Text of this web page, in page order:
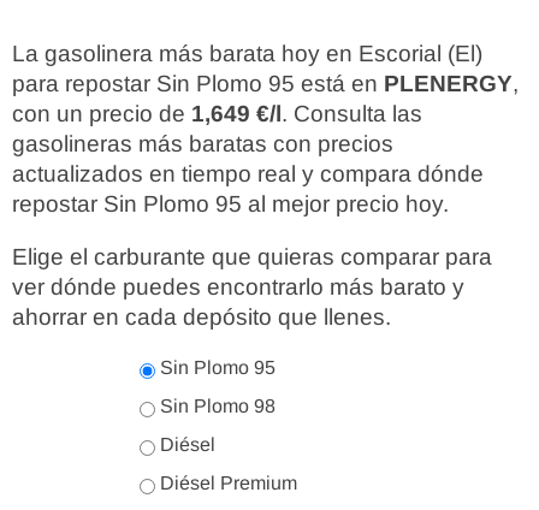
La gasolinera más barata hoy en Escorial (El)
para repostar Sin Plomo 95 está en PLENERGY,
con un precio de 1,649 €/l. Consulta las
gasolineras más baratas con precios
actualizados en tiempo real y compara dónde
repostar Sin Plomo 95 al mejor precio hoy.
Elige el carburante que quieras comparar para
ver dónde puedes encontrarlo más barato y
ahorrar en cada depósito que llenes.
Sin Plomo 95
Sin Plomo 98
Diésel
Diésel Premium